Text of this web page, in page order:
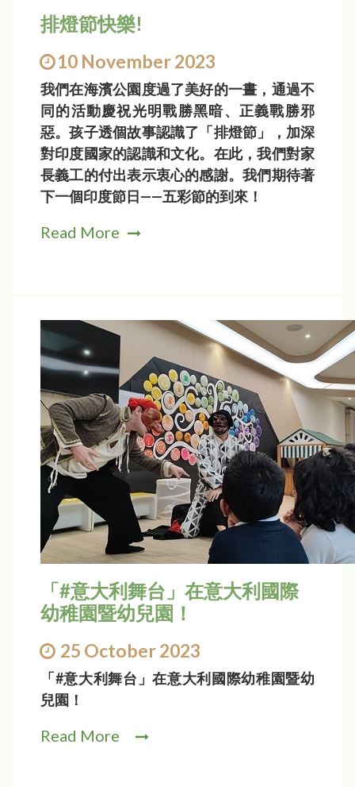
排燈節快樂!
10 November 2023
我們在海濱公園度過了美好的一晝，通過不
同的活動慶祝光明戰勝黑暗、正義戰勝邪
惡。孩子透個故事認識了「排燈節」，加深
對印度國家的認識和文化。在此，我們對家
長義工的付出表示衷心的感謝。我們期待著
下一個印度節日——五彩節的到來！
Read More
「#意大利舞台」在意大利國際
幼稚園暨幼兒園！
25 October 2023
「#意大利舞台」在意大利國際幼稚園暨幼
兒園！
Read More